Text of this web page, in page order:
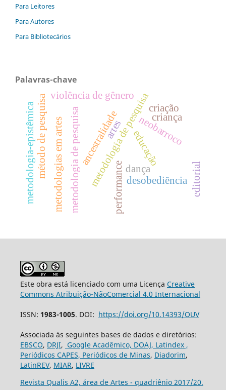
Para Leitores
Para Autores
Para Bibliotecários
Palavras-chave
metodologia de pesquisametodologia de pesquisa
artes
dança
performance
ancestralidade neobarroco
desobediência
violência de gênero
editorial
metodologias em artes educação
método de pesquisa criação
metodologia-epistêmica criança
Este obra está licenciado com uma Licença Creative
Commons Atribuição-NãoComercial 4.0 Internacional
ISSN: 1983-1005. DOI: https://doi.org/10.14393/OUV
Associada às seguintes bases de dados e diretórios:
EBSCO, DRJI, Google Acadêmico, DOAJ, Latindex ,
Periódicos CAPES, Periódicos de Minas, Diadorim,
LatinREV, MIAR, LIVRE
Revista Qualis A2, área de Artes - quadriênio 2017/20.